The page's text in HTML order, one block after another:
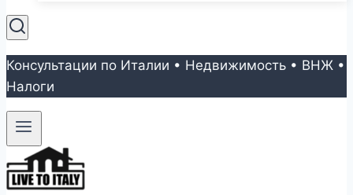
Консультации по Италии • Недвижимость • ВНЖ •
Налоги